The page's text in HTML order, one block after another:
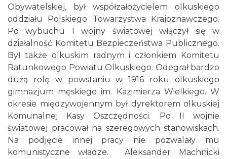
Obywatelskiej, był współzałożycielem olkuskiego
oddziału Polskiego Towarzystwa Krajoznawczego.
Po wybuchu I wojny światowej włączył się w
działalność Komitetu Bezpieczeństwa Publicznego.
Był także olkuskim radnym i członkiem Komitetu
Ratunkowego Powiatu Olkuskiego. Odegrał bardzo
dużą rolę w powstaniu w 1916 roku olkuskiego
gimnazjum męskiego im. Kazimierza Wielkiego. W
okresie międzywojennym był dyrektorem olkuskiej
Komunalnej Kasy Oszczędności. Po II wojnie
światowej pracował na szeregowych stanowiskach.
Na podjęcie innej pracy nie pozwalały mu
komunistyczne władze. Aleksander Machnicki